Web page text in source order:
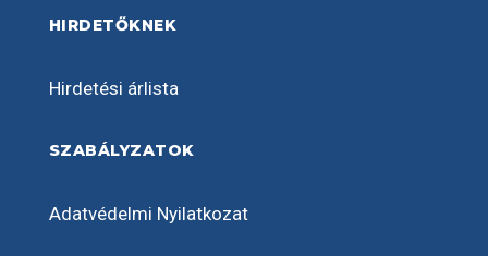
HIRDETŐKNEK
Hirdetési árlista
SZABÁLYZATOK
Adatvédelmi Nyilatkozat